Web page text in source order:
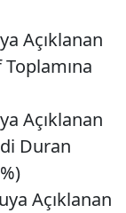
Açıklanan
Açıklanan
Duran
Açıklanan